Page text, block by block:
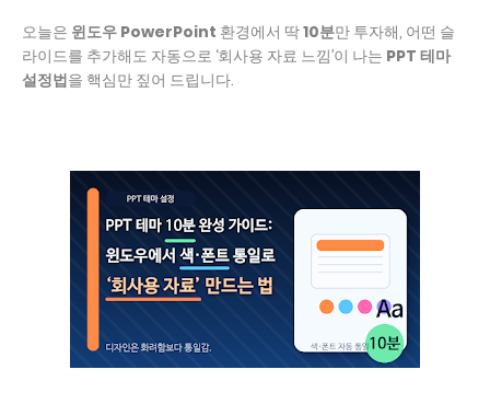
오늘은 윈도우 PowerPoint 환경에서 딱10분만 투자해, 어떤 슬
라이드를 추가해도 자동으로 ‘회사용 자료 느낌’이 나는 PPT 테마
설정법을 핵심만 짚어 드립니다.